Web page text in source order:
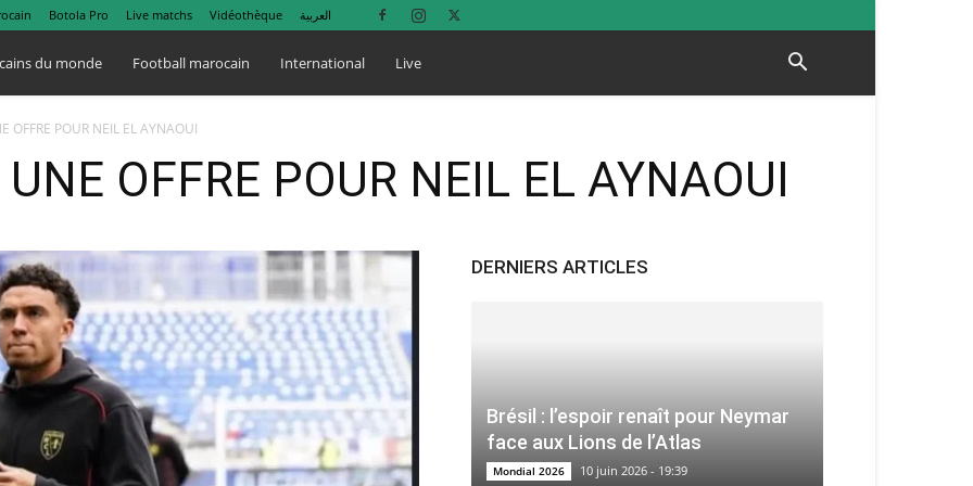
Botola Pro Live matchs Vidéothèque العربية
du monde Football marocain International Live
OFFRE POUR NEIL EL AYNAOUI
UNE OFFRE POUR NEIL EL AYNAOUI
DERNIERS ARTICLES
Brésil : l’espoir renaît pour Neymar
face aux Lions de l’Atlas
Mondial 2026 10 juin 2026 - 19:39